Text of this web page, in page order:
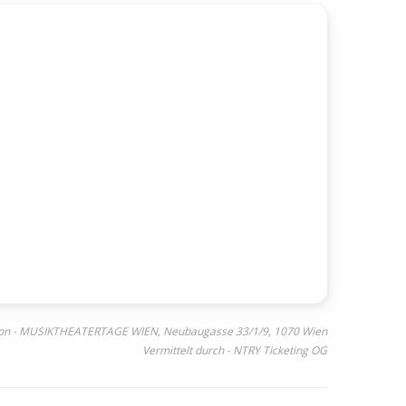
- MUSIKTHEATERTAGE WIEN, Neubaugasse 33/1/9, 1070 Wien
Vermittelt durch - NTRY Ticketing OG